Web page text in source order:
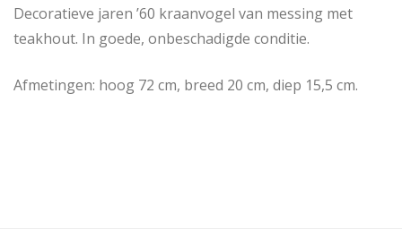
Decoratieve jaren ’60 kraanvogel van messing met
teakhout. In goede, onbeschadigde conditie.
Afmetingen: hoog 72 cm, breed 20 cm, diep 15,5 cm.